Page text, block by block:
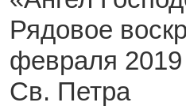
Рядовое
февраля
Св. Петра